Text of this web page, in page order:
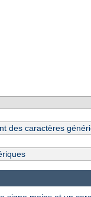
des caractères